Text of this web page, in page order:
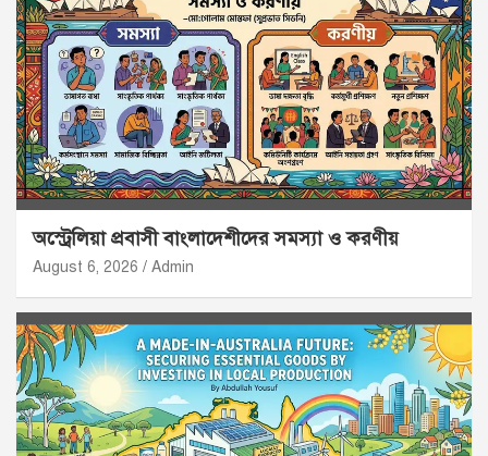
অস্ট্রেলিয়া প্রবাসী বাংলাদেশীদের সমস্যা ও করণীয়
August 6, 2026 Admin